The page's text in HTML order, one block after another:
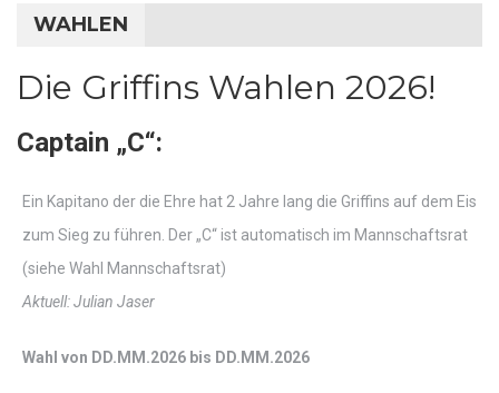
WAHLEN
Die Griffins Wahlen 2026!
Captain „C“:
Ein Kapitano der die Ehre hat 2 Jahre lang die Griffins auf dem Eis
zum Sieg zu führen. Der „C“ ist automatisch im Mannschaftsrat
(siehe Wahl Mannschaftsrat)
Aktuell: Julian Jaser
Wahl von DD.MM.2026 bis DD.MM.2026